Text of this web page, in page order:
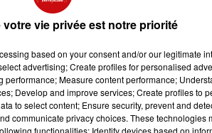
sexuelle. Lors d’un
par d’autres collaborateurs.
à adopter des comportements
à caractère sexuel
musulmane, au lendemain
retrouvait régulièrement sur
votre vie privée est notre priorité
based on your consent and/or our legitimate
advertising; Create profiles for personalised
Measure content performance;
Develop and improve services; Create profiles to
to select content; Ensure security, prevent and
communicate privacy choices. These technologies
functionalities: Identify devices based on